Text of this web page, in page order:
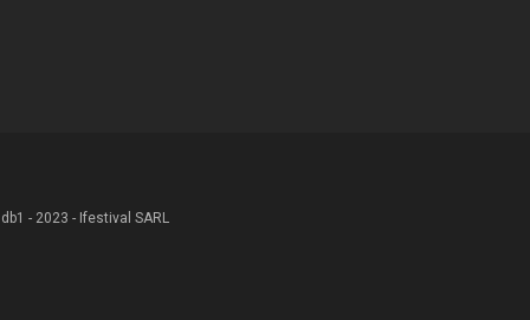
- 2023 - Ifestival SARL